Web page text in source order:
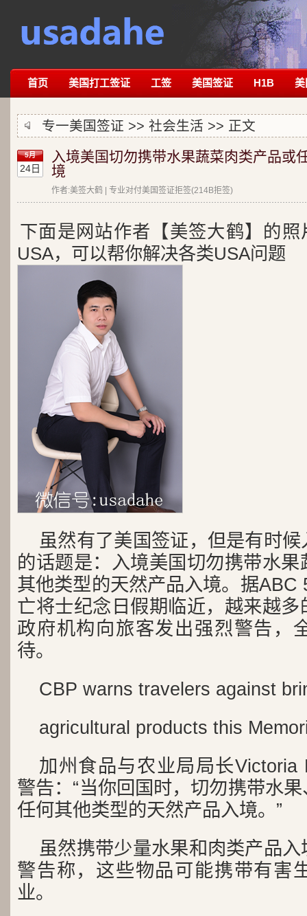
首页 美国打工签证 工签 美国签证 H1B 美
专一美国签证 >> 社会生活 >> 正文
5月
24日
入境美国切勿携带水果蔬菜肉类产品或
境
作者:美签大鹤 | 专业对付美国签证拒签(214B拒签)
下面是网站作者【美签大鹤】的
USA，可以帮你解决各类USA问题
虽然有了美国签证，但是有时
的话题是：入境美国切勿携带水
其他类型的天然产品入境。据ABC
亡将士纪念日假期临近，越来越
政府机构向旅客发出强烈警告，
待。
CBP warns travelers against
agricultural products this
加州食品与农业局局长Victoria
警告：“当你回国时，切勿携带水
任何其他类型的天然产品入境。”
虽然携带少量水果和肉类产品
警告称，这些物品可能携带有害
业。